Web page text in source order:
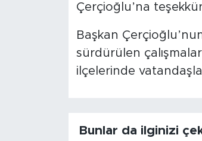
Çerçioğlu’na
Başkan
sürdürülen çalışmalar
ilçelerinde
Bunlar da ilginizi